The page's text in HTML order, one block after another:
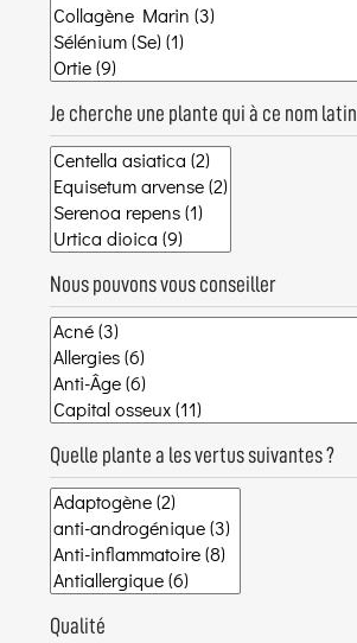
Je cherche une plante qui à ce nom latin
Nous pouvons vous conseiller
Quelle plante a les vertus suivantes ?
Qualité